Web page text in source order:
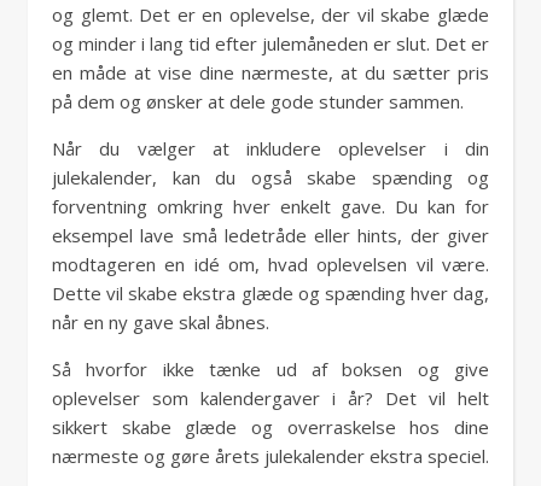
og glemt. Det er en oplevelse, der vil skabe glæde
og minder i lang tid efter julemåneden er slut. Det er
en måde at vise dine nærmeste, at du sætter pris
på dem og ønsker at dele gode stunder sammen.
Når du vælger at inkludere oplevelser i din
julekalender, kan du også skabe spænding og
forventning omkring hver enkelt gave. Du kan for
eksempel lave små ledetråde eller hints, der giver
modtageren en idé om, hvad oplevelsen vil være.
Dette vil skabe ekstra glæde og spænding hver dag,
når en ny gave skal åbnes.
Så hvorfor ikke tænke ud af boksen og give
oplevelser som kalendergaver i år? Det vil helt
sikkert skabe glæde og overraskelse hos dine
nærmeste og gøre årets julekalender ekstra speciel.